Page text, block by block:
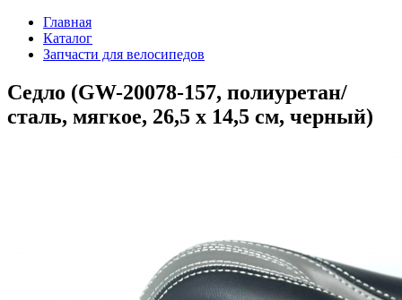
Главная
Каталог
Запчасти для велосипедов
Седло (GW-20078-157, полиуретан/
сталь, мягкое, 26,5 х 14,5 cм, черный)